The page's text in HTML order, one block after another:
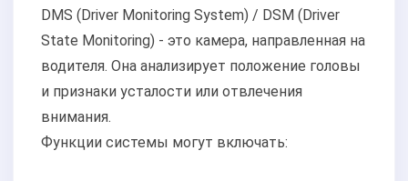
DMS (Driver Monitoring System) / DSM (Driver
State Monitoring) - это камера, направленная на
водителя. Она анализирует положение головы
и признаки усталости или отвлечения
внимания.
Функции системы могут включать: